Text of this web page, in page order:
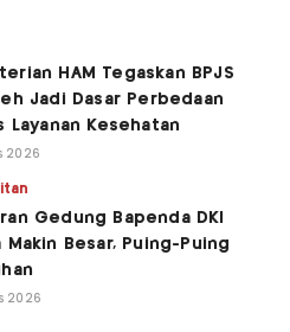
HAM Tegaskan BPJS
Jadi Dasar Perbedaan
Layanan Kesehatan
2026
Gedung Bapenda DKI
Makin Besar, Puing-Puing
2026